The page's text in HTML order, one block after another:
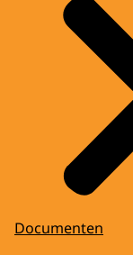
Documenten